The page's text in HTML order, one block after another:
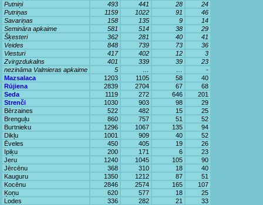
Putniņi
493 441 28
24
Putriņas
1159 1022 91
46
Savariņas
158 135 9
14
Semināra apkaime
581 514 38
29
Šķesteri
362 281 40
41
Veides
848 739 73
36
Viesturi
417 402 12
3
Zvirgzdukalns
401 339 39
23
nezināma Valmieras apkaime
5 … …
-
Mazsalaca
1203 1105 58
40
Rūjiena
2839 2704 67
68
Seda
1119 272 646
201
Strenči
1030 903 98
29
Bērzaines
522 482 15
25
Brenguļu
860 757 51
52
Burtnieku
1296 1067 135
94
Dikļu
1001 909 40
52
Ēveles
450 405 19
26
Ipiķu
200 171 6
23
Jeru
1240 1045 105
90
Jērcēnu
368 310 18
40
Kauguru
1350 1212 87
51
Kocēnu
2846 2574 165
107
Ķoņu
620 577 18
25
Lodes
336 282 21
33